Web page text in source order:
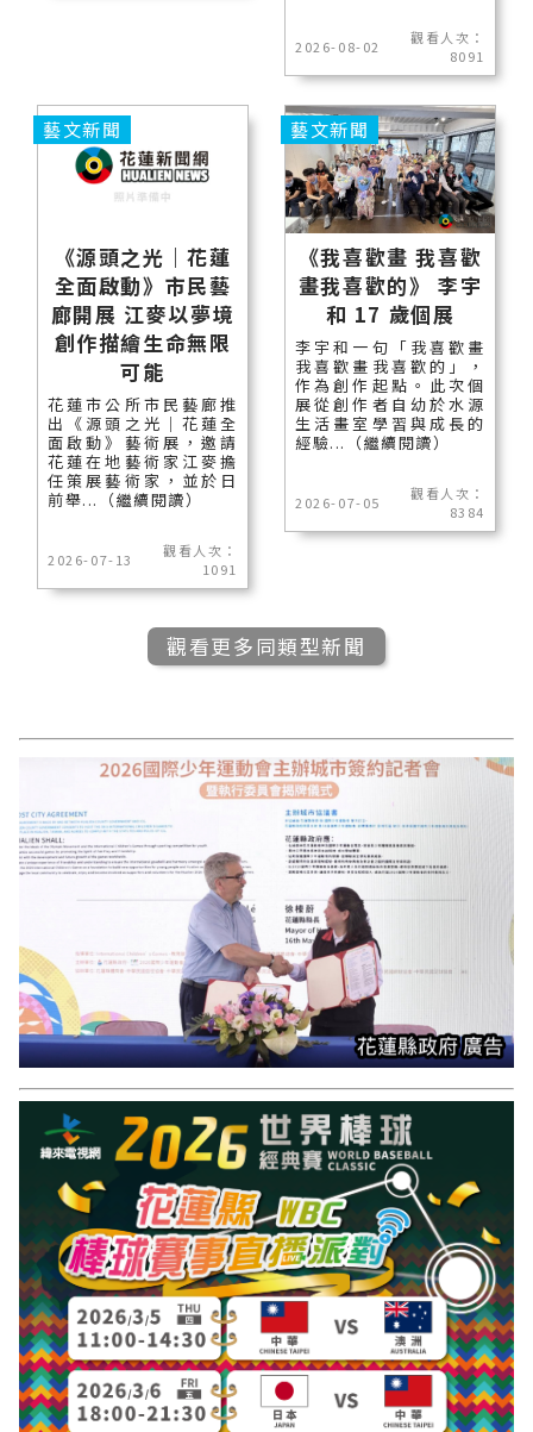
2026-08-02
觀看人次：
8091
《源頭之光｜花蓮
全面啟動》市民藝
廊開展 江麥以夢境
創作描繪生命無限
可能
花蓮市公所市民藝廊推
出《源頭之光｜花蓮全
面啟動》藝術展，邀請
花蓮在地藝術家江麥擔
任策展藝術家，並於日
前舉...（繼續閱讀）
2026-07-13
觀看人次：
1091
藝文新聞
《我喜歡畫 我喜歡
畫我喜歡的》 李宇
和 17 歲個展
李宇和一句「我喜歡畫
我喜歡畫我喜歡的」，
作為創作起點。此次個
展從創作者自幼於水源
生活畫室學習與成長的
經驗...（繼續閱讀）
2026-07-05
觀看人次：
8384
藝文新聞
觀看更多同類型新聞